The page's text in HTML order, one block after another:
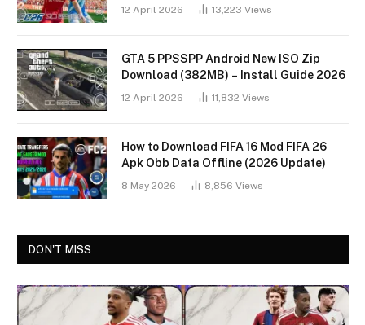
12 April 2026 13,223 Views
GTA 5 PPSSPP Android New ISO Zip
Download (382MB) – Install Guide 2026
12 April 2026 11,832 Views
How to Download FIFA 16 Mod FIFA 26
Apk Obb Data Offline (2026 Update)
8 May 2026 8,856 Views
DON'T MISS